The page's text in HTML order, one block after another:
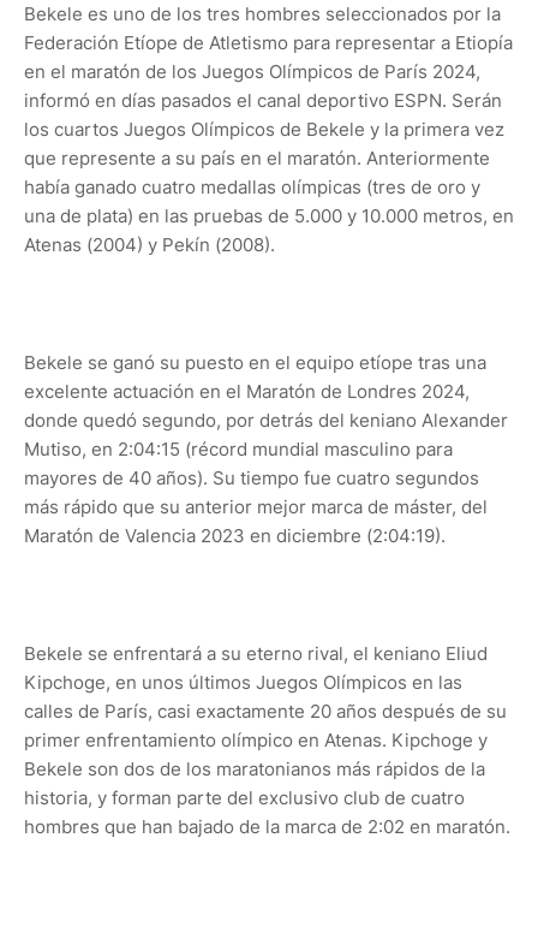
Bekele es uno de los tres hombres seleccionados por la
Federación Etíope de Atletismo para representar a Etiopía
en el maratón de los Juegos Olímpicos de París 2024,
informó en días pasados el canal deportivo ESPN. Serán
los cuartos Juegos Olímpicos de Bekele y la primera vez
que represente a su país en el maratón. Anteriormente
había ganado cuatro medallas olímpicas (tres de oro y
una de plata) en las pruebas de 5.000 y 10.000 metros, en
Atenas (2004) y Pekín (2008).
Bekele se ganó su puesto en el equipo etíope tras una
excelente actuación en el Maratón de Londres 2024,
donde quedó segundo, por detrás del keniano Alexander
Mutiso, en 2:04:15 (récord mundial masculino para
mayores de 40 años). Su tiempo fue cuatro segundos
más rápido que su anterior mejor marca de máster, del
Maratón de Valencia 2023 en diciembre (2:04:19).
Bekele se enfrentará a su eterno rival, el keniano Eliud
Kipchoge, en unos últimos Juegos Olímpicos en las
calles de París, casi exactamente 20 años después de su
primer enfrentamiento olímpico en Atenas. Kipchoge y
Bekele son dos de los maratonianos más rápidos de la
historia, y forman parte del exclusivo club de cuatro
hombres que han bajado de la marca de 2:02 en maratón.